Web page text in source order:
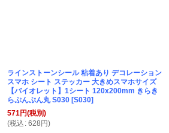
ラインストーンシール 粘着あり デコレーション
スマホ シート ステッカー 大きめスマホサイズ
【バイオレット】1シート 120x200mm きらき
らぷんぷん丸 S030 [S030]
571円(税別)
(税込 : 628 円)